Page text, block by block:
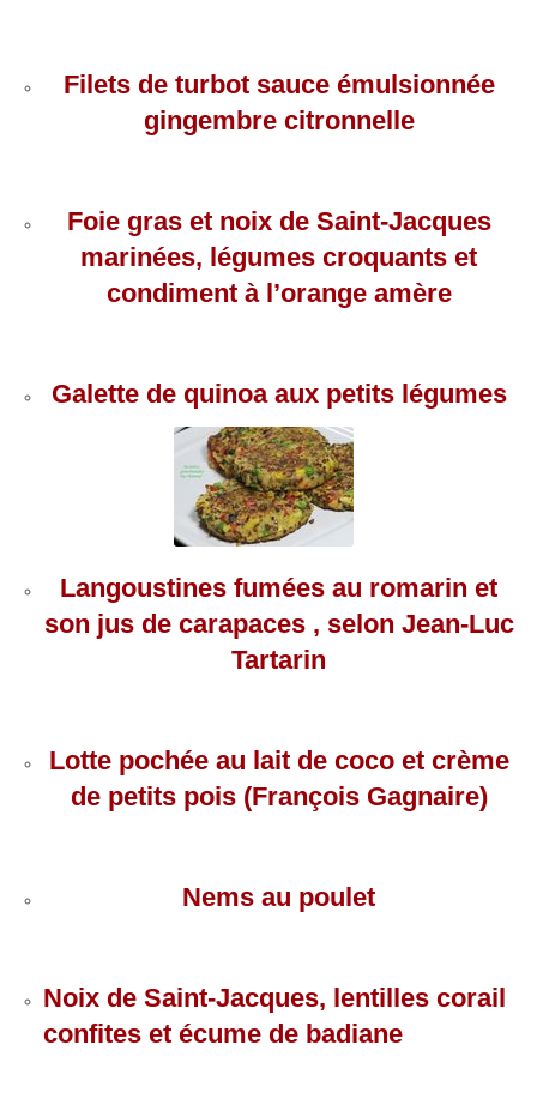
Filets de turbot sauce émulsionnée
gingembre citronnelle
Foie gras et noix de Saint-Jacques
marinées, légumes croquants et
condiment à l’orange amère
Galette de quinoa aux petits légumes
Langoustines fumées au romarin et
son jus de carapaces , selon Jean-Luc
Tartarin
Lotte pochée au lait de coco et crème
de petits pois (François Gagnaire)
Nems au poulet
Noix de Saint-Jacques, lentilles corail
confites et écume de badiane